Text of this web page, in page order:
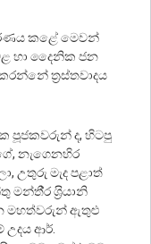
කළේ මෙවන්
හා දෛනික ජන
ත‍්‍රස්තවාදය
පූජකවරුන් ද, හිටපු
නැගෙනහිර
උතුරු මැද පළාත්
මන්තී‍්‍ර ශ‍්‍රියානි
මහත්වරුන් ඇතුළු
උදය ආර්.